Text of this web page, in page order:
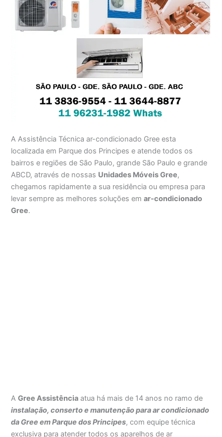
A Assistência Técnica ar-condicionado Gree esta
localizada em Parque dos Principes e atende todos os
bairros e regiões de São Paulo, grande São Paulo e grande
ABCD, através de nossas Unidades Móveis Gree,
chegamos rapidamente a sua residência ou empresa para
levar sempre as melhores soluções emar-condicionado
Gree.
AGree Assistência atua há mais de 14 anos no ramo de
instalação, conserto e manutenção para ar condicionado
da Gree em Parque dos Principes, com equipe técnica
exclusiva para atender todos os aparelhos de ar